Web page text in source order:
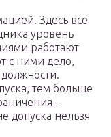
Здесь все
уровень
работают
с ними дело,
тем больше
–
допуска нельзя